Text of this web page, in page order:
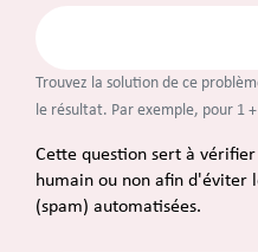
Trouvez la solution de ce
le résultat. Par exemple, pour 1 +
Cette question sert à
humain ou non afin d'éviter
(spam) automatisées.